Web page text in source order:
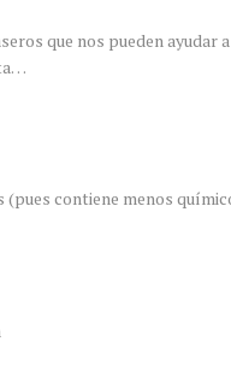
que nos pueden ayudar
(pues contiene menos